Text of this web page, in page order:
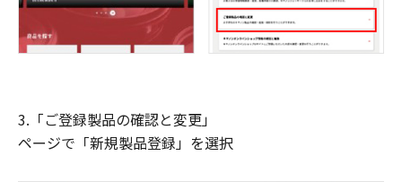
3.「ご登録製品の確認と変更」
ページで「新規製品登録」を選択